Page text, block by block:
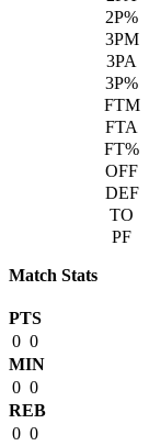
Match Stats
PTS
0 0
MIN
0 0
REB
0 0